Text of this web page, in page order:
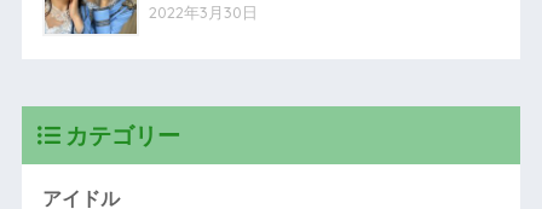
2022年3月30日
カテゴリー
アイドル